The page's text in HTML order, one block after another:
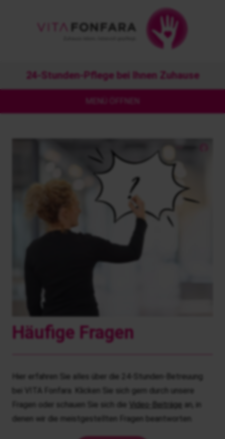
24-Stunden-Pflege bei Ihnen Zuhause
Häufige Fragen
Hier erfahren Sie alles über die 24-Stunden-Betreuung
bei VITA Fonfara. Klicken Sie sich gern durch unsere
Fragen oder schauen Sie sich die
Video-Beiträge an, in
denen wir die meistgestellten Fragen beantworten.